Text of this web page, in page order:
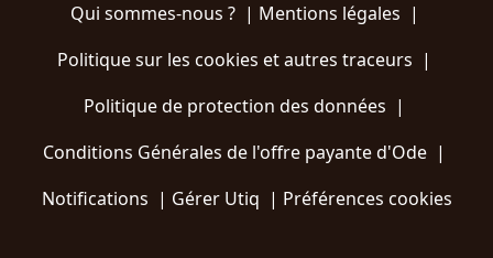
Qui sommes-nous ?| Mentions légales |
Politique sur les cookies et autres traceurs |
Politique de protection des données |
Conditions Générales de l'offre payante d'Ode |
Notifications | Gérer Utiq | Préférences cookies